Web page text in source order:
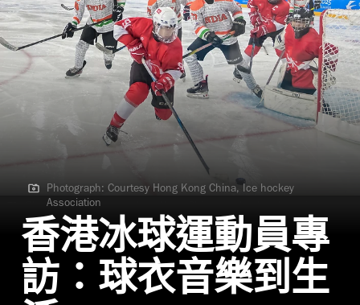
Photograph: Courtesy Hong Kong China, Ice hockey Association
Photograph: Courtesy Hong Kong China, Ice hockey
Association
香港冰球運動員專
訪：球衣音樂到生